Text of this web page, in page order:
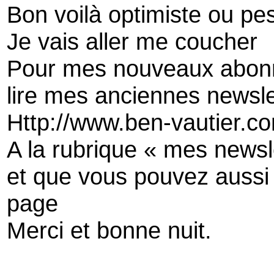
Bon voilà optimiste ou
Je vais aller me coucher
Pour mes nouveaux
lire mes anciennes
Http://www.ben-
A la rubrique « mes
et que vous pouvez
page
Merci et bonne nuit.